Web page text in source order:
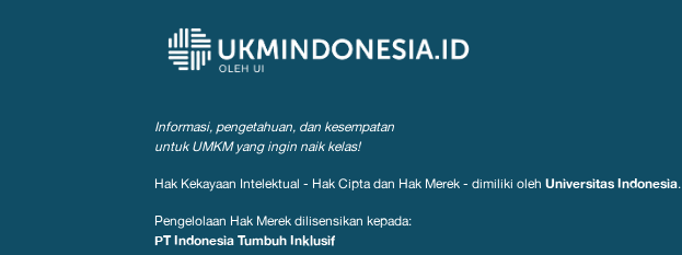
Informasi, pengetahuan, dan kesempatan
untuk UMKM yang ingin naik kelas!
Hak Kekayaan Intelektual - Hak Cipta dan Hak Merek - dimiliki oleh Universitas Indonesia.
Pengelolaan Hak Merek dilisensikan kepada:
PT Indonesia Tumbuh Inklusif